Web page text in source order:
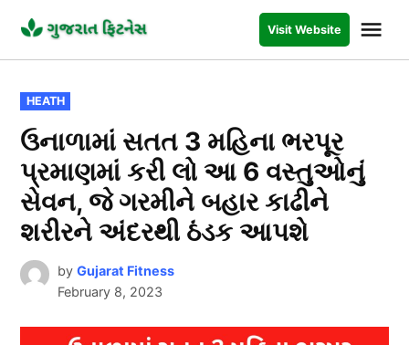
content
FITNESS
Visit Website
POSTED
IN
HEATH
ઉનાળામાં સતત 3 મહિના ભરપૂર
પ્રમાણમાં કરી લો આ 6 વસ્તુઓનું
સેવન, જે ગરમીને બહાર કાઢીને
શરીરને અંદરથી ઠંડક આપશે
by Gujarat Fitness
February 8, 2023